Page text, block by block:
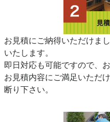
お見積にご納得いただけま
いたします。
即日対応も可能ですので、
お見積内容にご満足いただ
断り下さい。